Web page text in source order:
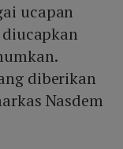
ucapan
diberikan
Nasdem